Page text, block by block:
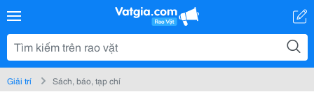
Giải trí Sách, báo, tạp chí